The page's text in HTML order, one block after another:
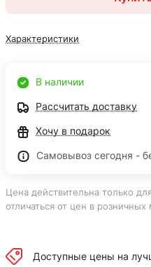
Характеристики
В наличии
Рассчитать доставку
Хочу в подарок
Самовывоз сегодня -
Цена действительна только
отличаться от цен в розничных
Доступные цены на